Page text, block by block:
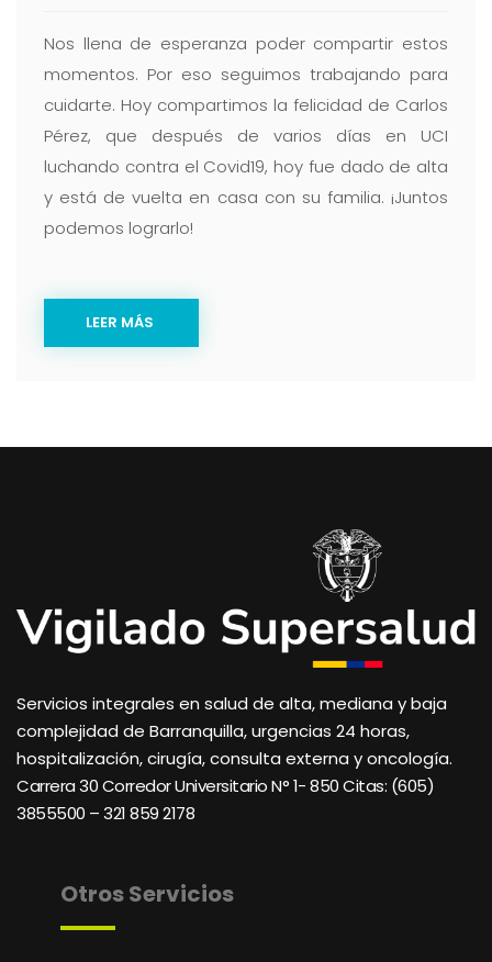
Nos llena de esperanza poder compartir estos
momentos. Por eso seguimos trabajando para
cuidarte. Hoy compartimos la felicidad de Carlos
Pérez, que después de varios días en UCI
luchando contra el Covid19, hoy fue dado de alta
y está de vuelta en casa con su familia. ¡Juntos
podemos lograrlo!
LEER MÁS
Servicios integrales en salud de alta, mediana y baja
complejidad de Barranquilla, urgencias 24 horas,
hospitalización, cirugía, consulta externa y oncología.
Carrera 30 Corredor Universitario N° 1- 850 Citas: (605)
3855500 – 321 859 2178
Otros Servicios